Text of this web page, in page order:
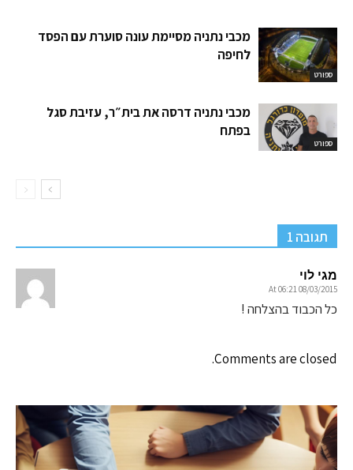
ספורט
מכבי נתניה מסיימת עונה סוערת עם הפסד
לחיפה
ספורט
מכבי נתניה דרסה את בית״ר, עזיבת סגל
בפתח
תגובה 1
מגי לוי
08/03/2015 At 06:21
כל הכבוד בהצלחה !
Comments are closed.